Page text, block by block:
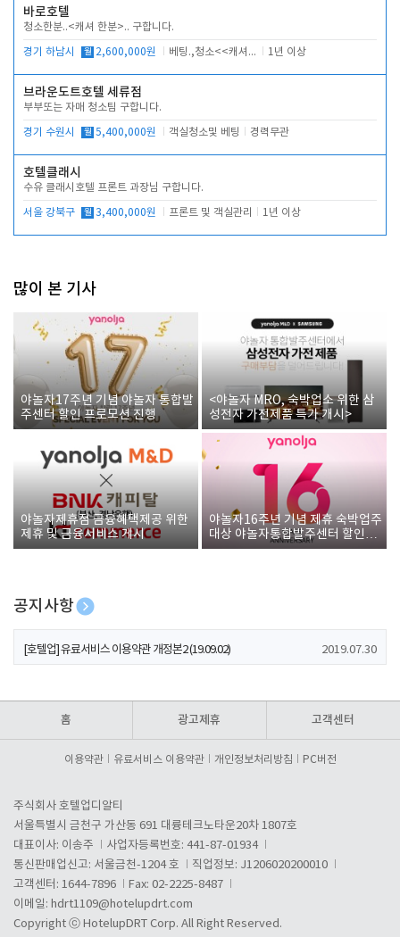
바로호텔
청소한분..<캐셔 한분>.. 구합니다.
경기 하남시 월 2,600,000원 베팅.,청소<<캐셔 모셔봅니다. 1년 이상
브라운도트호텔 세류점
부부또는 자매 청소팀 구합니다.
경기 수원시 월 5,400,000원 객실청소및 베팅 경력무관
호텔클래시
수유 클래시호텔 프론트 과장님 구합니다.
서울 강북구 월 3,400,000원 프론트 및 객실관리 1년 이상
많이 본 기사
야놀자17주년 기념 야놀자 통합발
주센터 할인 프로모션 진행
<야놀자 MRO, 숙박업소 위한 삼
성전자 가전제품 특가 개시>
야놀자제휴점 금융혜택제공 위한
제휴 및 금융서비스 게시
야놀자16주년 기념 제휴 숙박업주
대상 야놀자통합발주센터 할인쿠
폰 증정
공지사항
[호텔업] 개인정보 처리방침 개정본1 (19.09.02)
[호텔업] 유료서비스 이용약관 개정본2 (19.09.02) 2019.07.30
홈 광고제휴 고객센터
이용약관 유료서비스 이용약관 개인정보처리방침 PC버전
주식회사 호텔업디알티
서울특별시 금천구 가산동 691 대륭테크노타운20차 1807호
대표이사: 이송주
사업자등록번호: 441-87-01934
통신판매업신고: 서울금천-1204 호
직업정보: J1206020200010
고객센터: 1644-7896
Fax: 02-2225-8487
이메일: hdrt1109@hotelupdrt.com
Copyright ⓒ HotelupDRT Corp. All Right Reserved.